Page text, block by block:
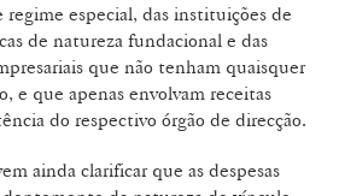
especial, das instituições de
de natureza fundacional e das
que não tenham quaisquer
e que apenas envolvam receitas
do respectivo órgão de direcção.
ainda clarificar que as despesas